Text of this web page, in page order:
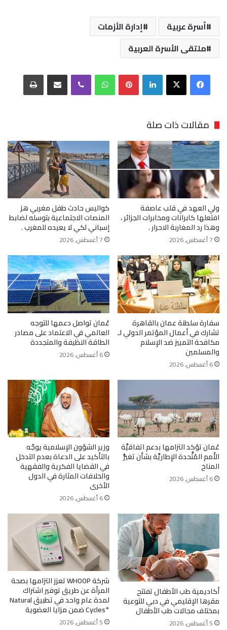
أسرة عربية
إدارة الأزمات
ملتقى الأسرة العربية
فيسبوك‫X لينكدإن بينتيريستواتساب ڤايبر مشاركة عبر البريد طباعة
مقالات ذات صلة
ولي العهد في قلب عاصفة
افتعلها كابرانات ومخابرات الجزائر ،
وهذا رد المغاربة الاحرار .
7 أغسطس, 2026
كواليس حادث طفل مغربي هز
المنصات الاجتماعية بتوسله لضابط
إسباني لكي لا يعيده للمغرب .
7 أغسطس, 2026
سفارة سلطنة عمان بالقاهرة
تشارك في أعمال المؤتمر الدولي لـ
مكافحة التمييز ضد الإسلام
والمسلمين
6 أغسطس, 2026
عُمان تواصل دعمها للتوجه
العالمي في الاعتماد على مصادر
الطاقة النظيفة والمتجددة
6 أغسطس, 2026
عُمان تؤكد التزامها بدعم اتفاقيَّة
الأُمم المُتَّحدة الإطاريَّة بشأن تغيُّر
المناخ
6 أغسطس, 2026
وزير الشؤون الإسلامية يوجّه
بالتأكيد على الدعاة بعدم التدخل
في القضايا الفكرية والفقهية
والخلافات المثارة في الدول
الأخرى
6 أغسطس, 2026
أكاديمية طب الأطفال تفتتح
مقرها الإقليمي في دبي للتوعية
بمختلف مجالات طب الأطفال
5 أغسطس, 2026
شركة WHOOP تعزز التزامها بصحة
المرأة عن طريق توفير اشتراك
لمدة عام واحد في تطبيق Natural
Cycles°‎ ضمن مزايا العضوية
5 أغسطس, 2026